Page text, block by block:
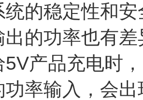
统的稳定性和
出的功率也有
5V产品充电时
功率输入，会